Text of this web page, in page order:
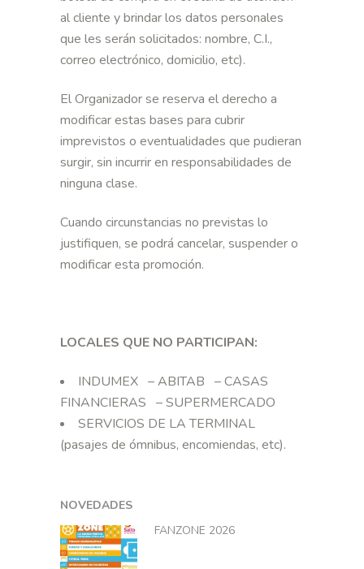
al cliente y brindar los datos personales
que les serán solicitados: nombre, C.I.,
correo electrónico, domicilio, etc).
El Organizador se reserva el derecho a
modificar estas bases para cubrir
imprevistos o eventualidades que pudieran
surgir, sin incurrir en responsabilidades de
ninguna clase.
Cuando circunstancias no previstas lo
justifiquen, se podrá cancelar, suspender o
modificar esta promoción.
LOCALES QUE NO PARTICIPAN:
INDUMEX – ABITAB – CASAS
FINANCIERAS – SUPERMERCADO
SERVICIOS DE LA TERMINAL
(pasajes de ómnibus, encomiendas, etc).
NOVEDADES
FANZONE 2026